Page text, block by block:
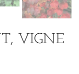
VIGNE